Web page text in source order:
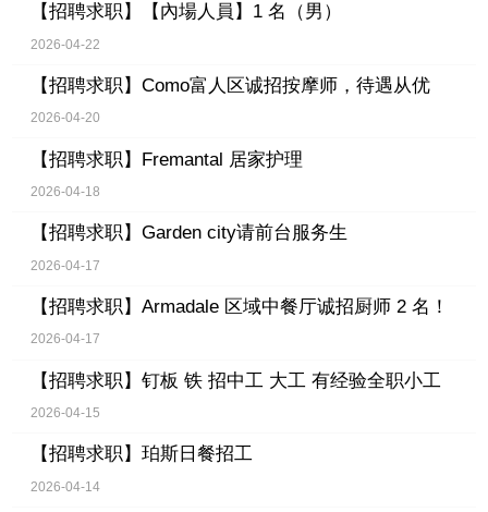
【招聘求职】 【內場人員】1 名（男）
2026-04-22
【招聘求职】 Como富人区诚招按摩师，待遇从优
2026-04-20
【招聘求职】 Fremantal 居家护理
2026-04-18
【招聘求职】 Garden city请前台服务生
2026-04-17
【招聘求职】 Armadale 区域中餐厅诚招厨师 2 名！
2026-04-17
【招聘求职】 钉板 铁 招中工 大工 有经验全职小工
2026-04-15
【招聘求职】 珀斯日餐招工
2026-04-14